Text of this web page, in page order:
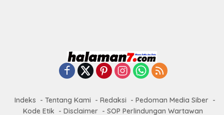
Indeks Tentang Kami Redaksi
Pedoman Media Siber
Kode Etik
Disclaimer SOP Perlindungan Wartawan